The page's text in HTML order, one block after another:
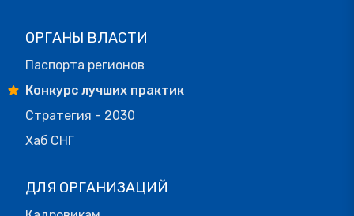
ОРГАНЫ ВЛАСТИ
Паспорта регионов
Конкурс лучших практик
Стратегия - 2030
Хаб СНГ
ДЛЯ ОРГАНИЗАЦИЙ